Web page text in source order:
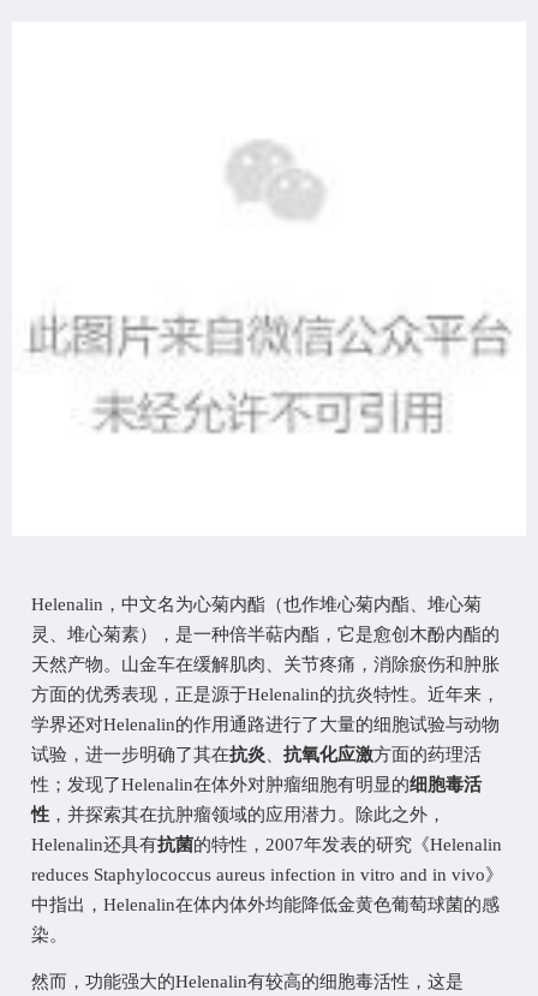
Helenalin ， 中文名为心菊内酯（也作堆心菊内酯、 堆心菊
灵
堆心菊素），是一种倍半萜内酯，它是愈创木酚内酯的
天然产物。 山金车在缓解肌肉、关节疼痛，消除瘀伤和肿胀
方面的优秀表现，正是源于Helenalin的抗炎特性。 近年来，
学界还对Helenalin的作用通路进行了大量的细胞试验与动物
试验， 进一步明确了其在抗炎 抗氧化应激方面的药理活
性 ；发现了Helenalin在体外对肿瘤细胞有明显的细胞毒活
性 ， 并探索其在抗肿瘤领域的应用潜力。
除此之外，
Helenalin还具有抗菌的特性， 2007年发表的研究《Helenalin
reduces Staphylococcus aureus infection in vitro and in vivo》
中指出， Helenalin在体内体外均能降低金黄色葡萄球菌的感
染。
然而， 功能强大的Helenalin有较高的细胞毒活性，这是